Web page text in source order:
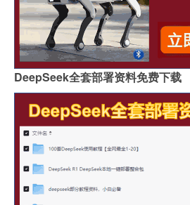
DeepSeek全套部署资料免费下载